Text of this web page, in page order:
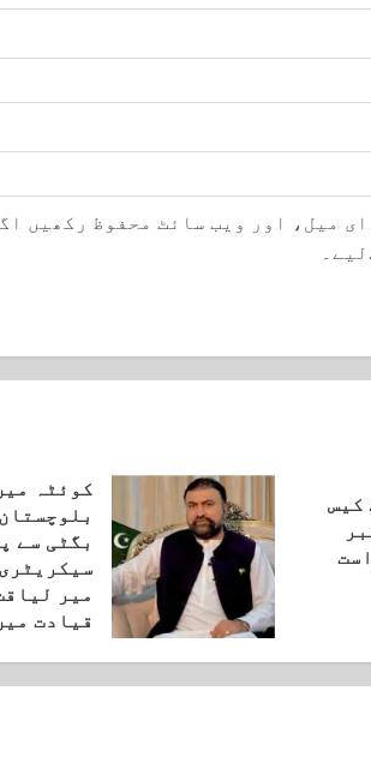
میل، اور ویب سائٹ محفوظ رکھیں
کیس
کوئٹہ
بگٹی سے
میر
قیادت